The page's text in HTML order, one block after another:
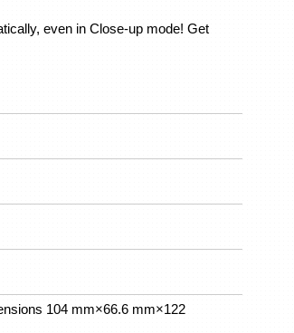
even in Close-up mode! Get
104 mm×66.6 mm×122